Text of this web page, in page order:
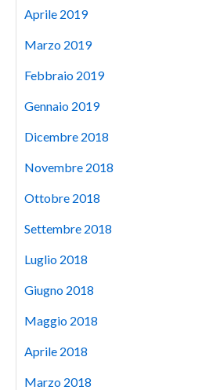
Aprile 2019
Marzo 2019
Febbraio 2019
Gennaio 2019
Dicembre 2018
Novembre 2018
Ottobre 2018
Settembre 2018
Luglio 2018
Giugno 2018
Maggio 2018
Aprile 2018
Marzo 2018